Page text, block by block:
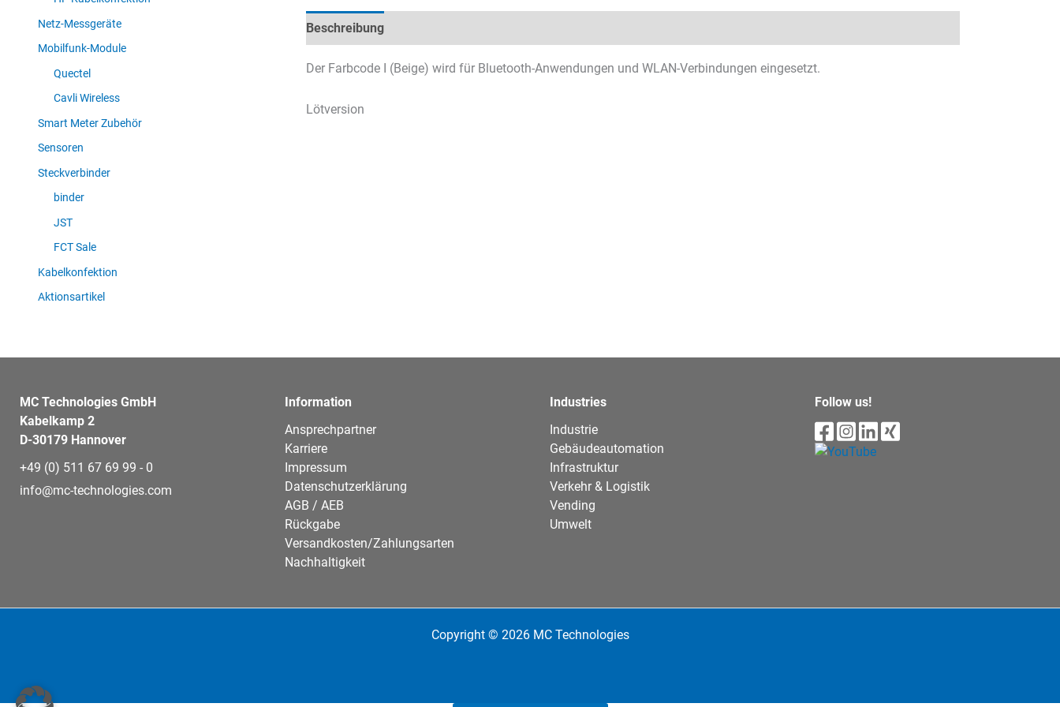
Netz-Messgeräte
Mobilfunk-Module
Quectel
Cavli Wireless
Smart Meter Zubehör
Sensoren
Steckverbinder
binder
JST
FCT Sale
Kabelkonfektion
Aktionsartikel
Beschreibung
Der Farbcode I (Beige) wird für Bluetooth-Anwendungen und WLAN-Verbindungen eingesetzt.
Lötversion
MC Technologies GmbH
Kabelkamp 2
D-30179 Hannover
+49 (0) 511 67 69 99 - 0
info@mc-technologies.com
Information
Ansprechpartner
Karriere
Impressum
Datenschutzerklärung
AGB / AEB
Rückgabe
Versandkosten/Zahlungsarten
Nachhaltigkeit
Industries
Industrie
Gebäudeautomation
Infrastruktur
Verkehr & Logistik
Vending
Umwelt
Follow us!
Copyright © 2026 MC Technologies